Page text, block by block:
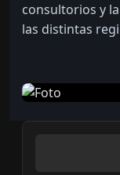
consultorios y
las distintas